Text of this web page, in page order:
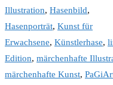
Illustration, Hasenbild,
Hasenporträt, Kunst für
Erwachsene, Künstlerhase,
Edition, märchenhafte
märchenhafte Kunst,